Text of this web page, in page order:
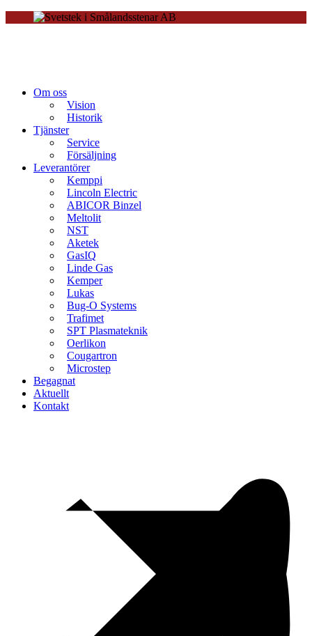
Om oss
Vision
Historik
Tjänster
Service
Försäljning
Leverantörer
Kemppi
Lincoln Electric
ABICOR Binzel
Meltolit
NST
Aketek
GasIQ
Linde Gas
Kemper
Lukas
Bug-O Systems
Trafimet
SPT Plasmateknik
Oerlikon
Cougartron
Microstep
Begagnat
Aktuellt
Kontakt